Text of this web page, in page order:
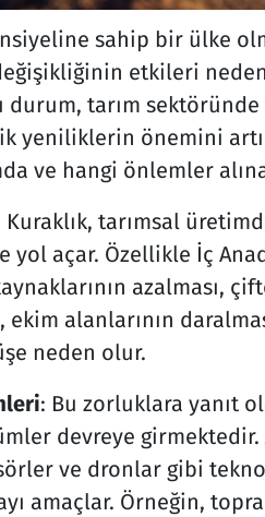
sahip bir ülke
etkileri
durum, tarım
önemini
ve hangi önlemler
Kuraklık, tarımsal
yol açar. Özellikle İç
azalması,
ekim alanlarının
neden olur.
: Bu zorluklara yanıt
devreye girmektedir.
ve dronlar gibi
amaçlar. Örneğin,